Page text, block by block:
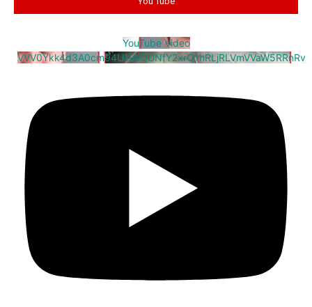
YouTube Video
VVV0Ykk4d3A0cm94U1VaQUNfY2xrQ1hRLjRLVmVVaW5RRnRv